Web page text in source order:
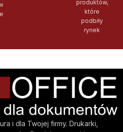
produktów,
które
podbiły
rynek
i dla Twojej firmy. Drukarki,